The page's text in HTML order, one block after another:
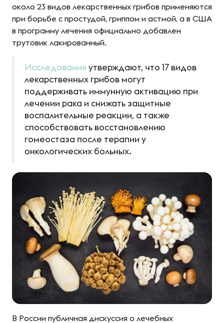
около 23 видов лекарственных грибов применяются
при борьбе с простудой, гриппом и астмой, а в США
в программу лечения официально добавлен
трутовик лакированный.
Исследования утверждают, что 17 видов
лекарственных грибов могут
поддерживать иммунную активацию при
лечении рака и снижать защитные
воспалительные реакции, а также
способствовать восстановлению
гомеостаза после терапии у
онкологических больных.
В России публичная дискуссия о лечебных